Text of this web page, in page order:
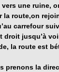
une ruine,
route,on
carrefour
jusqu’à
la route est
prenons la